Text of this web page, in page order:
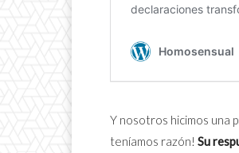
Y nosotros hicimos una
teníamos razón! Su